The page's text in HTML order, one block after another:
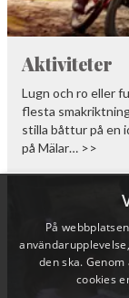
Aktiviteter
Lugn och ro eller
flesta
stilla båttur på en
på Mälar… >>
På
den ska.
cookies